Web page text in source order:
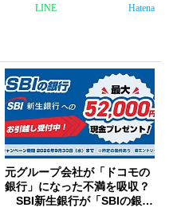
LINE Hatena
元グループ会社が「ドコモの
銀行」になった不満を吸収？
SBI新生銀行が「SBIの銀